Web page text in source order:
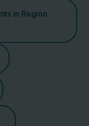
in Region